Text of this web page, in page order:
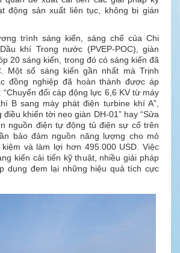
động sản xuất liên tục, không bị gián
trình sáng kiến, sáng chế của Chi
khí Trong nước (PVEP-POC), giàn
20 sáng kiến, trong đó có sáng kiến đã
Một số sáng kiến gần nhất mà Trịnh
đồng nghiệp đã hoàn thành được áp
đổi cáp động lực 6,6 KV từ máy
B sang máy phát điện turbine khí A”,
điều khiển tời neo giàn DH-01” hay “Sửa
nguồn điện tự động tủ điện sự cố trên
bảo đảm nguồn năng lượng cho mỏ
và làm lợi hơn 495.000 USD. Việc
kiến cải tiến kỹ thuật, nhiều giải pháp
dụng đem lại những hiệu quả tích cực